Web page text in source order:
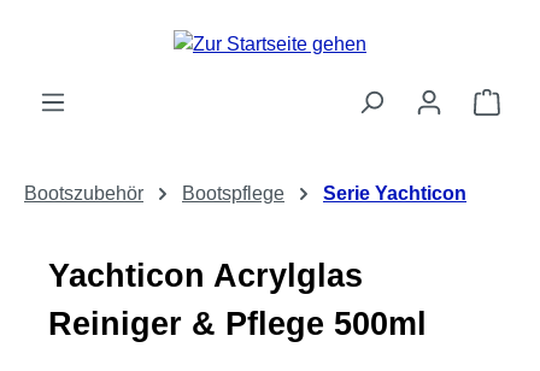
Zum Hauptinhalt springen
Bootszubehör Bootspflege Serie Yachticon
Yachticon Acrylglas
Reiniger & Pflege 500ml